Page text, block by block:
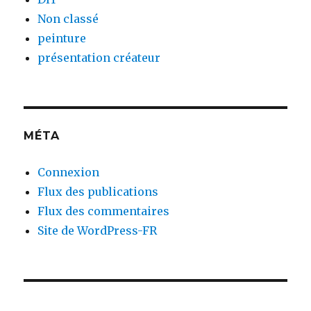
Non classé
peinture
présentation créateur
MÉTA
Connexion
Flux des publications
Flux des commentaires
Site de WordPress-FR